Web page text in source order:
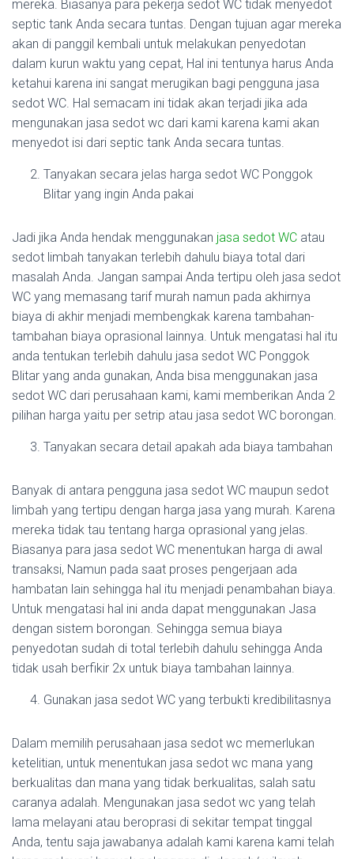
mereka. Biasanya para pekerja sedot WC tidak menyedot
septic tank Anda secara tuntas. Dengan tujuan agar mereka
akan di panggil kembali untuk melakukan penyedotan
dalam kurun waktu yang cepat, Hal ini tentunya harus Anda
ketahui karena ini sangat merugikan bagi pengguna jasa
sedot WC. Hal semacam ini tidak akan terjadi jika ada
mengunakan jasa sedot wc dari kami karena kami akan
menyedot isi dari septic tank Anda secara tuntas.
Tanyakan secara jelas harga sedot WC Ponggok
Blitar yang ingin Anda pakai
Jadi jika Anda hendak menggunakan jasa sedot WC atau
sedot limbah tanyakan terlebih dahulu biaya total dari
masalah Anda. Jangan sampai Anda tertipu oleh jasa sedot
WC yang memasang tarif murah namun pada akhirnya
biaya di akhir menjadi membengkak karena tambahan-
tambahan biaya oprasional lainnya. Untuk mengatasi hal itu
anda tentukan terlebih dahulu jasa sedot WC Ponggok
Blitar yang anda gunakan, Anda bisa menggunakan jasa
sedot WC dari perusahaan kami, kami memberikan Anda 2
pilihan harga yaitu per setrip atau jasa sedot WC borongan.
Tanyakan secara detail apakah ada biaya tambahan
Banyak di antara pengguna jasa sedot WC maupun sedot
limbah yang tertipu dengan harga jasa yang murah. Karena
mereka tidak tau tentang harga oprasional yang jelas.
Biasanya para jasa sedot WC menentukan harga di awal
transaksi, Namun pada saat proses pengerjaan ada
hambatan lain sehingga hal itu menjadi penambahan biaya.
Untuk mengatasi hal ini anda dapat menggunakan Jasa
dengan sistem borongan. Sehingga semua biaya
penyedotan sudah di total terlebih dahulu sehingga Anda
tidak usah berfikir 2x untuk biaya tambahan lainnya.
Gunakan jasa sedot WC yang terbukti kredibilitasnya
Dalam memilih perusahaan jasa sedot wc memerlukan
ketelitian, untuk menentukan jasa sedot wc mana yang
berkualitas dan mana yang tidak berkualitas, salah satu
caranya adalah. Mengunakan jasa sedot wc yang telah
lama melayani atau beroprasi di sekitar tempat tinggal
Anda, tentu saja jawabanya adalah kami karena kami telah